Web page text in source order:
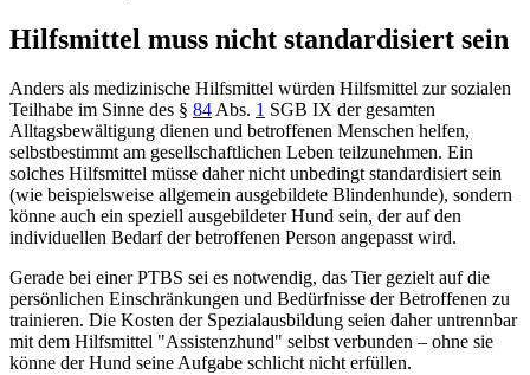
Hilfsmittel muss nicht standardisiert sein
Anders als medizinische Hilfsmittel würden Hilfsmittel zur sozialen
Teilhabe im Sinne des § 84Abs. 1 SGB IX der gesamten
Alltagsbewältigung dienen und betroffenen Menschen helfen,
selbstbestimmt am gesellschaftlichen Leben teilzunehmen. Ein
solches Hilfsmittel müsse daher nicht unbedingt standardisiert sein
(wie beispielsweise allgemein ausgebildete Blindenhunde), sondern
könne auch ein speziell ausgebildeter Hund sein, der auf den
individuellen Bedarf der betroffenen Person angepasst wird.
Gerade bei einer PTBS sei es notwendig, das Tier gezielt auf die
persönlichen Einschränkungen und Bedürfnisse der Betroffenen zu
trainieren. Die Kosten der Spezialausbildung seien daher untrennbar
mit dem Hilfsmittel "Assistenzhund" selbst verbunden – ohne sie
könne der Hund seine Aufgabe schlicht nicht erfüllen.